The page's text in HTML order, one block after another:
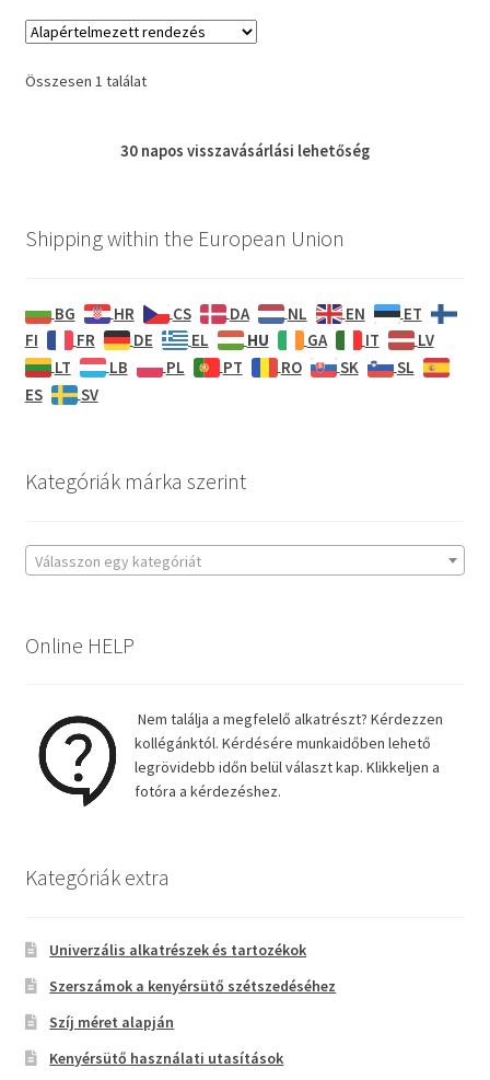
Összesen 1 találat
30 napos visszavásárlási lehetőség
Shipping within the European Union
BG HR CS DA NL EN
ET
FI
FR DE EL HU GA IT
LV
LT
LB PL PT RO SK
SL
ES
SV
Kategóriák márka szerint
Válasszon egy kategóriát
Online HELP
Nem találja a megfelelő alkatrészt? Kérdezzen
kollégánktól. Kérdésére munkaidőben lehető
legrövidebb időn belül választ kap. Klikkeljen a
fotóra a kérdezéshez.
Kategóriák extra
Univerzális alkatrészek és tartozékok
Szerszámok a kenyérsütő szétszedéséhez
Szíj méret alapján
Kenyérsütő használati utasítások